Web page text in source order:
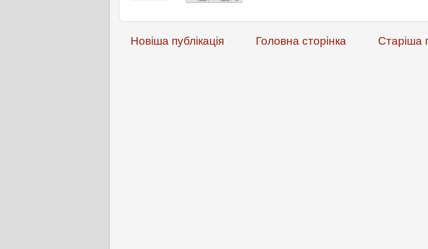
Новіша публікація Старіша
Головна сторінка